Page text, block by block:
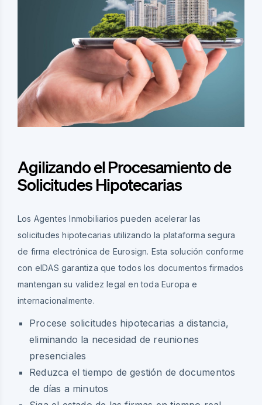
Agilizando el Procesamiento de
Solicitudes Hipotecarias
Los Agentes Inmobiliarios pueden acelerar las
solicitudes hipotecarias utilizando la plataforma segura
de firma electrónica de Eurosign. Esta solución conforme
con eIDAS garantiza que todos los documentos firmados
mantengan su validez legal en toda Europa e
internacionalmente.
Procese solicitudes hipotecarias a distancia,
eliminando la necesidad de reuniones
presenciales
Reduzca el tiempo de gestión de documentos
de días a minutos